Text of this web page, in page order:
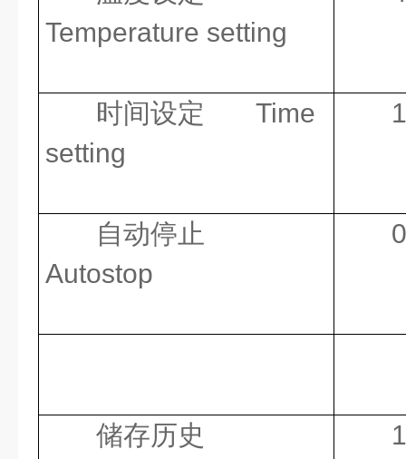
Temperature setting
时间设定 Time
setting
自动停止
Autostop
储存历史